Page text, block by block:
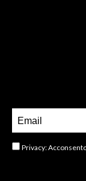
Privacy: